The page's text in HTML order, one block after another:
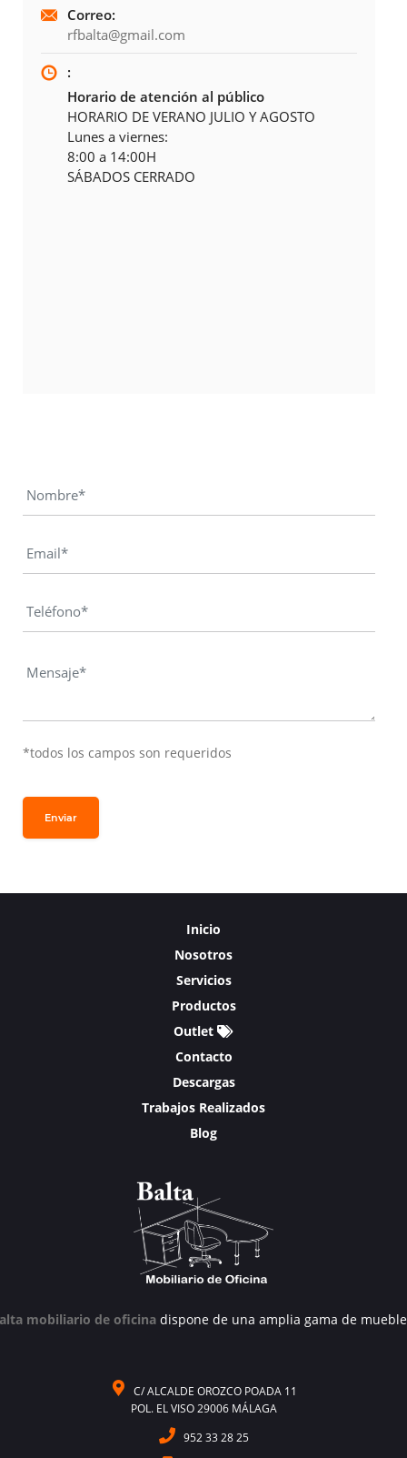
Correo:
rfbalta@gmail.com
:
Horario de atención al público
HORARIO DE VERANO JULIO Y AGOSTO
Lunes a viernes:
8:00 a 14:00H
SÁBADOS CERRADO
*todos los campos son requeridos
Enviar
Inicio
Nosotros
Servicios
Productos
Outlet
Contacto
Descargas
Trabajos Realizados
Blog
mobiliario de oficinadispone de una amplia gama de
C/ ALCALDE OROZCO POADA 11
POL. EL VISO 29006 MÁLAGA
952 33 28 25